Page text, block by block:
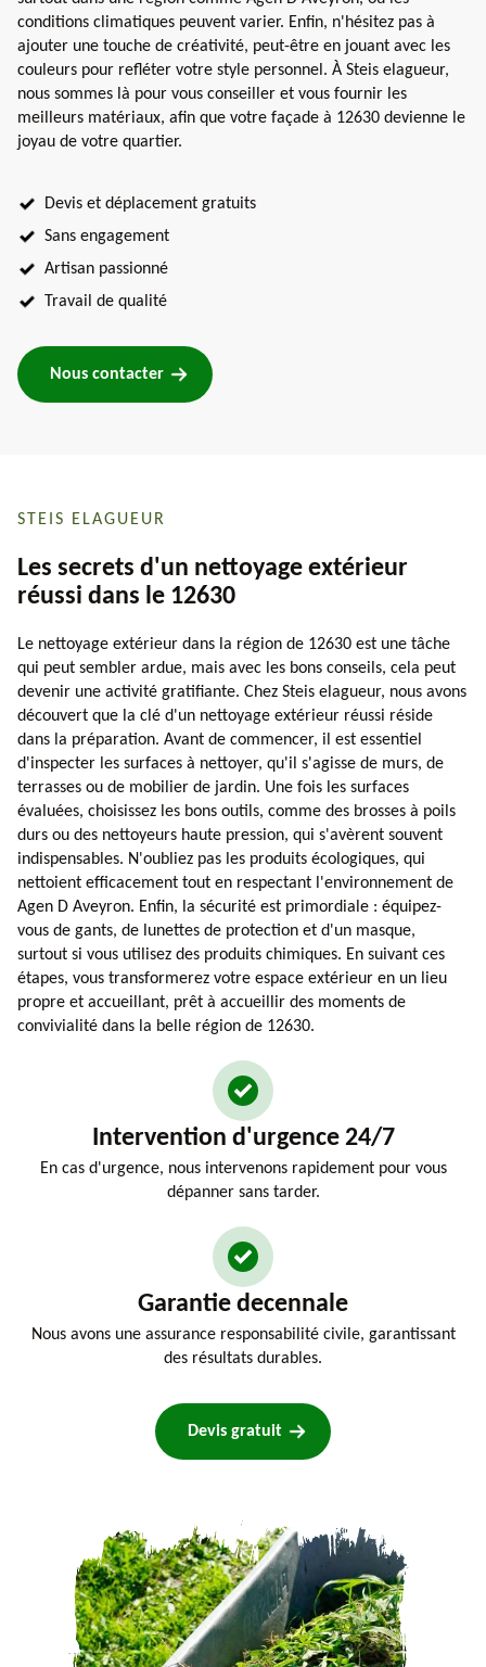
conditions climatiques peuvent varier. Enfin, n'hésitez pas à
ajouter une touche de créativité, peut-être en jouant avec les
couleurs pour refléter votre style personnel. À Steis elagueur,
nous sommes là pour vous conseiller et vous fournir les
meilleurs matériaux, afin que votre façade à 12630 devienne le
joyau de votre quartier.
Devis et déplacement gratuits
Sans engagement
Artisan passionné
Travail de qualité
Nous contacter
STEIS ELAGUEUR
Les secrets d'un nettoyage extérieur
réussi dans le 12630
Le nettoyage extérieur dans la région de 12630 est une tâche
qui peut sembler ardue, mais avec les bons conseils, cela peut
devenir une activité gratifiante. Chez Steis elagueur, nous avons
découvert que la clé d'un nettoyage extérieur réussi réside
dans la préparation. Avant de commencer, il est essentiel
d'inspecter les surfaces à nettoyer, qu'il s'agisse de murs, de
terrasses ou de mobilier de jardin. Une fois les surfaces
évaluées, choisissez les bons outils, comme des brosses à poils
durs ou des nettoyeurs haute pression, qui s'avèrent souvent
indispensables. N'oubliez pas les produits écologiques, qui
nettoient efficacement tout en respectant l'environnement de
Agen D Aveyron. Enfin, la sécurité est primordiale : équipez-
vous de gants, de lunettes de protection et d'un masque,
surtout si vous utilisez des produits chimiques. En suivant ces
étapes, vous transformerez votre espace extérieur en un lieu
propre et accueillant, prêt à accueillir des moments de
convivialité dans la belle région de 12630.
Intervention d'urgence 24/7
En cas d'urgence, nous intervenons rapidement pour vous
dépanner sans tarder.
Garantie decennale
Nous avons une assurance responsabilité civile, garantissant
des résultats durables.
Devis gratuit